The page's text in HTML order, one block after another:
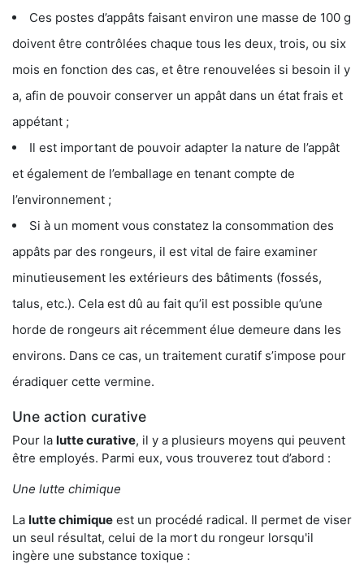
Ces postes d’appâts faisant environ une masse de 100 g
doivent être contrôlées chaque tous les deux, trois, ou six
mois en fonction des cas, et être renouvelées si besoin il y
a, afin de pouvoir conserver un appât dans un état frais et
appétant ;
Il est important de pouvoir adapter la nature de l’appât
et également de l’emballage en tenant compte de
l’environnement ;
Si à un moment vous constatez la consommation des
appâts par des rongeurs, il est vital de faire examiner
minutieusement les extérieurs des bâtiments (fossés,
talus, etc.). Cela est dû au fait qu’il est possible qu’une
horde de rongeurs ait récemment élue demeure dans les
environs. Dans ce cas, un traitement curatif s’impose pour
éradiquer cette vermine.
Une action curative
Pour la lutte curative, il y a plusieurs moyens qui peuvent
être employés. Parmi eux, vous trouverez tout d’abord :
Une lutte chimique
La lutte chimique est un procédé radical. Il permet de viser
un seul résultat, celui de la mort du rongeur lorsqu'il
ingère une substance toxique :